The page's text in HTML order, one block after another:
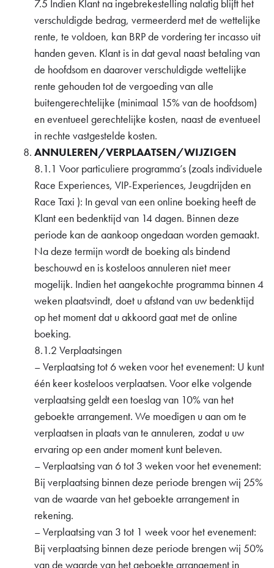
7.5 Indien Klant na ingebrekestelling nalatig blijft het
verschuldigde bedrag, vermeerderd met de wettelijke
rente, te voldoen, kan BRP de vordering ter incasso uit
handen geven. Klant is in dat geval naast betaling van
de hoofdsom en daarover verschuldigde wettelijke
rente gehouden tot de vergoeding van alle
buitengerechtelijke (minimaal 15% van de hoofdsom)
en eventueel gerechtelijke kosten, naast de eventueel
in rechte vastgestelde kosten.
ANNULEREN/VERPLAATSEN/WIJZIGEN
8.1.1 Voor particuliere programma’s (zoals individuele
Race Experiences, VIP-Experiences, Jeugdrijden en
Race Taxi ): In geval van een online boeking heeft de
Klant een bedenktijd van 14 dagen. Binnen deze
periode kan de aankoop ongedaan worden gemaakt.
Na deze termijn wordt de boeking als bindend
beschouwd en is kosteloos annuleren niet meer
mogelijk. Indien het aangekochte programma binnen 4
weken plaatsvindt, doet u afstand van uw bedenktijd
op het moment dat u akkoord gaat met de online
boeking.
8.1.2 Verplaatsingen
– Verplaatsing tot 6 weken voor het evenement: U kunt
één keer kosteloos verplaatsen. Voor elke volgende
verplaatsing geldt een toeslag van 10% van het
geboekte arrangement. We moedigen u aan om te
verplaatsen in plaats van te annuleren, zodat u uw
ervaring op een ander moment kunt beleven.
– Verplaatsing van 6 tot 3 weken voor het evenement:
Bij verplaatsing binnen deze periode brengen wij 25%
van de waarde van het geboekte arrangement in
rekening.
– Verplaatsing van 3 tot 1 week voor het evenement:
Bij verplaatsing binnen deze periode brengen wij 50%
van de waarde van het geboekte arrangement in